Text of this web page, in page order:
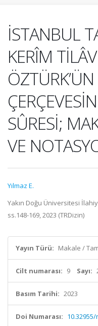
İSTANBUL
KERÎM
SÛRESİ;
VE
Yılmaz E.
Yakın Doğu Üniversitesi
ss.148-169, 2023 (TRDizin)
Yayın Türü: Makale /
Cilt numarası: 9 Sayı:
Basım Tarihi: 2023
Doi Numarası: